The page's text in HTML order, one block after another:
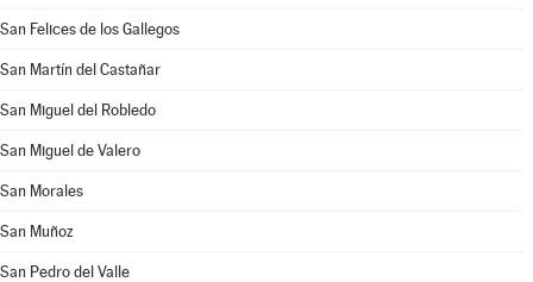
San Felices de los Gallegos
San Martín del Castañar
San Miguel del Robledo
San Miguel de Valero
San Morales
San Muñoz
San Pedro del Valle